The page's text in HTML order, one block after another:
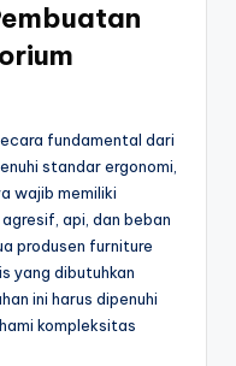
fundamental dari
standar ergonomi,
wajib memiliki
api, dan beban
produsen furniture
yang dibutuhkan
ini harus dipenuhi
kompleksitas